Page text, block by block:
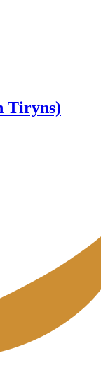
Tiryns)